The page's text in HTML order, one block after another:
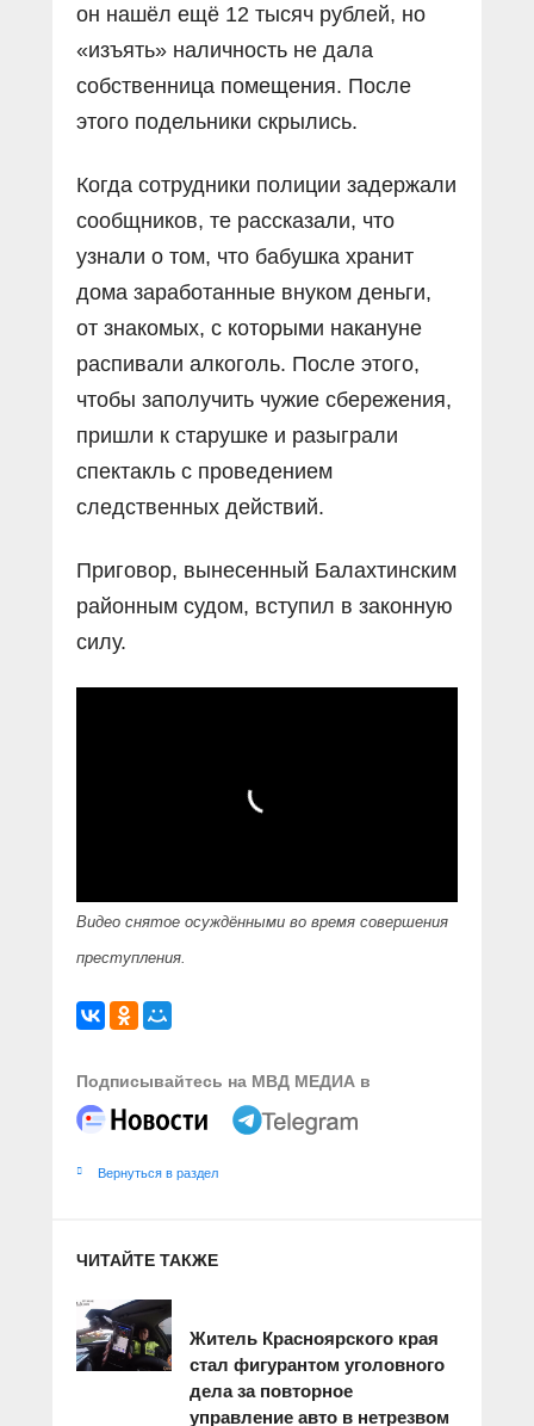
он нашёл ещё 12 тысяч рублей, но
«изъять» наличность не дала
собственница помещения. После
этого подельники скрылись.
Когда сотрудники полиции задержали
сообщников, те рассказали, что
узнали о том, что бабушка хранит
дома заработанные внуком деньги,
от знакомых, с которыми накануне
распивали алкоголь. После этого,
чтобы заполучить чужие сбережения,
пришли к старушке и разыграли
спектакль с проведением
следственных действий.
Приговор, вынесенный Балахтинским
районным судом, вступил в законную
силу.
Видео снятое осуждёнными во время совершения
преступления.
Подписывайтесь на МВД МЕДИА в
Вернуться в раздел
ЧИТАЙТЕ ТАКЖЕ
Житель Красноярского края
стал фигурантом уголовного
дела за повторное
управление авто в нетрезвом